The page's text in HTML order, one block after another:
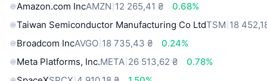
Amazon.com IncAMZN 12 265,41 ₴
0.68%
Taiwan Semiconductor Manufacturing Co LtdTSM 18
Broadcom IncAVGO 18 735,43 ₴
0.24%
Meta Platforms, Inc.META 26 513,62 ₴
0.78%